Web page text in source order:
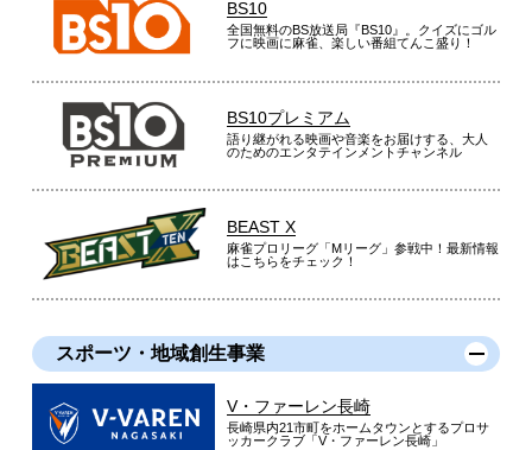
BS10
全国無料のBS放送局『BS10』。クイズにゴル
フに映画に麻雀、楽しい番組てんこ盛り！
BS10プレミアム
語り継がれる映画や音楽をお届けする、大人
のためのエンタテインメントチャンネル
BEAST X
麻雀プロリーグ「Mリーグ」参戦中！最新情報
はこちらをチェック！
スポーツ・地域創生事業
V・ファーレン長崎
長崎県内21市町をホームタウンとするプロサ
ッカークラブ「V・ファーレン長崎」